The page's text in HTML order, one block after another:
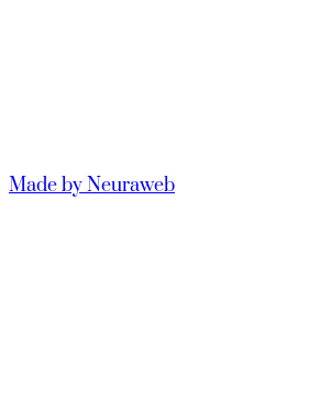
Made by Neuraweb